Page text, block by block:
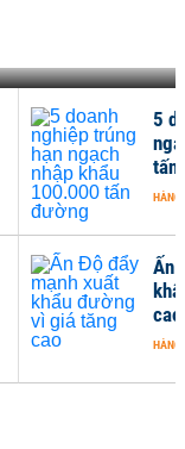
Ấn
cao
HÀNG
5
tấn
HÀNG